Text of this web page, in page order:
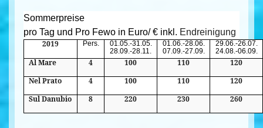
Sommerpreise
pro Tag und Pro Fewo in Euro/ € inkl. Endreinigung
2019
Pers.
01.05.-31.05.
28.09.-28.11.
01.06.-28.06.
07.09.-27.09.
29.06.-26.07.
24.08.-06.09.
Al Mare 4 100 110
120
Nel Prato
4 100 110
120
Sul Danubio
8 220 230 260